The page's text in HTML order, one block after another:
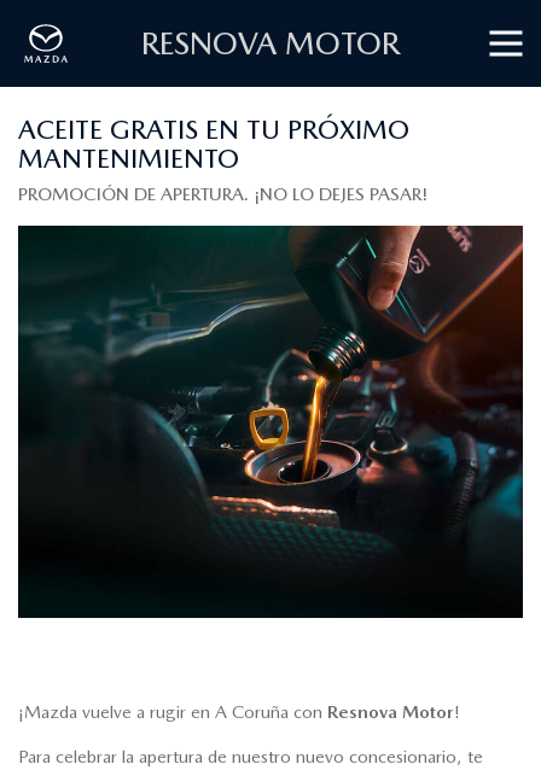
RESNOVA MOTOR
ACEITE GRATIS EN TU PRÓXIMO
MANTENIMIENTO
PROMOCIÓN DE APERTURA. ¡NO LO DEJES PASAR!
¡Mazda vuelve a rugir en A Coruña con Resnova Motor!
Para celebrar la apertura de nuestro nuevo concesionario, te